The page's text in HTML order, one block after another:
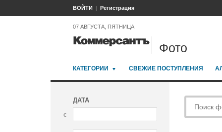
ВОЙТИ Регистрация
07 АВГУСТА, ПЯТНИЦА
Фото
КАТЕГОРИИ СВЕЖИЕ ПОСТУПЛЕНИЯ
ДАТА
с